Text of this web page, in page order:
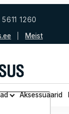
1260
Meist
Aksessuaarid